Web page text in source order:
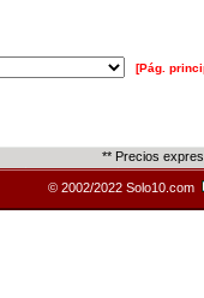
[Pág.
** Precios
© 2002/2022 Solo10.com